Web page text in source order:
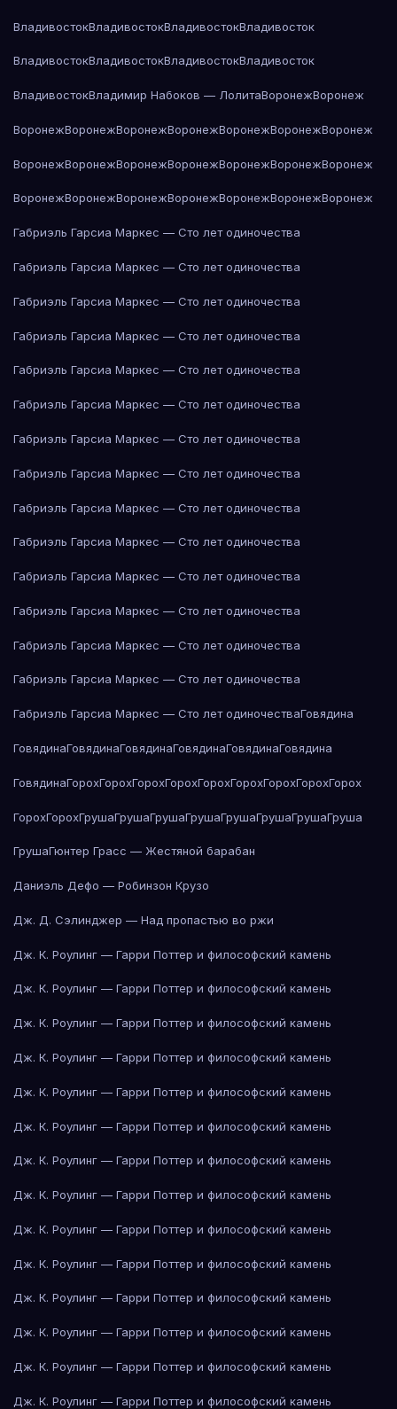
ВладивостокВладивостокВладивостокВладивосток
ВладивостокВладивостокВладивостокВладивосток
ВладивостокВладимир Набоков — ЛолитаВоронежВоронеж
ВоронежВоронежВоронежВоронежВоронежВоронежВоронеж
ВоронежВоронежВоронежВоронежВоронежВоронежВоронеж
ВоронежВоронежВоронежВоронежВоронежВоронежВоронеж
Габриэль Гарсиа Маркес — Сто лет одиночества
Габриэль Гарсиа Маркес — Сто лет одиночества
Габриэль Гарсиа Маркес — Сто лет одиночества
Габриэль Гарсиа Маркес — Сто лет одиночества
Габриэль Гарсиа Маркес — Сто лет одиночества
Габриэль Гарсиа Маркес — Сто лет одиночества
Габриэль Гарсиа Маркес — Сто лет одиночества
Габриэль Гарсиа Маркес — Сто лет одиночества
Габриэль Гарсиа Маркес — Сто лет одиночества
Габриэль Гарсиа Маркес — Сто лет одиночества
Габриэль Гарсиа Маркес — Сто лет одиночества
Габриэль Гарсиа Маркес — Сто лет одиночества
Габриэль Гарсиа Маркес — Сто лет одиночества
Габриэль Гарсиа Маркес — Сто лет одиночества
Габриэль Гарсиа Маркес — Сто лет одиночестваГовядина
ГовядинаГовядинаГовядинаГовядинаГовядинаГовядина
ГовядинаГорохГорохГорохГорохГорохГорохГорохГорохГорох
ГорохГорохГрушаГрушаГрушаГрушаГрушаГрушаГрушаГруша
ГрушаГюнтер Грасс — Жестяной барабан
Даниэль Дефо — Робинзон Крузо
Дж. Д. Сэлинджер — Над пропастью во ржи
Дж. К. Роулинг — Гарри Поттер и философский камень
Дж. К. Роулинг — Гарри Поттер и философский камень
Дж. К. Роулинг — Гарри Поттер и философский камень
Дж. К. Роулинг — Гарри Поттер и философский камень
Дж. К. Роулинг — Гарри Поттер и философский камень
Дж. К. Роулинг — Гарри Поттер и философский камень
Дж. К. Роулинг — Гарри Поттер и философский камень
Дж. К. Роулинг — Гарри Поттер и философский камень
Дж. К. Роулинг — Гарри Поттер и философский камень
Дж. К. Роулинг — Гарри Поттер и философский камень
Дж. К. Роулинг — Гарри Поттер и философский камень
Дж. К. Роулинг — Гарри Поттер и философский камень
Дж. К. Роулинг — Гарри Поттер и философский камень
Дж. К. Роулинг — Гарри Поттер и философский камень